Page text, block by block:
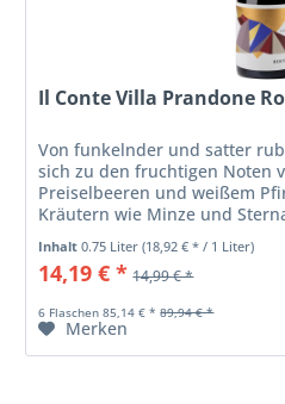
Il Conte Villa Prandone
Von funkelnder und satter
sich zu den fruchtigen Noten
Preiselbeeren und weißem
Kräutern wie Minze und
Inhalt0.75 Liter(18,92 € * / 1 Liter)
14,19 € * 14,99 € *
6 Flaschen 85,14 € * 89,94 € *
Merken